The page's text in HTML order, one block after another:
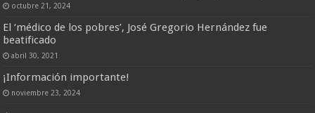
octubre 21, 2024
El ‘médico de los pobres’, José Gregorio Hernández fue
beatificado
abril 30, 2021
¡Información importante!
noviembre 23, 2024